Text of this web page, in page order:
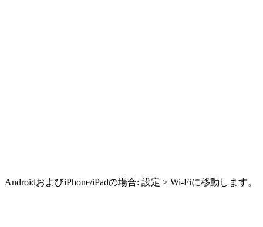
AndroidおよびiPhone/iPadの場合: 設定 > Wi-Fiに移動します。